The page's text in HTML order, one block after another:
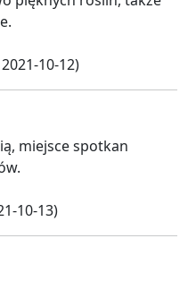
10-12)
miejsce spotkan
10-13)